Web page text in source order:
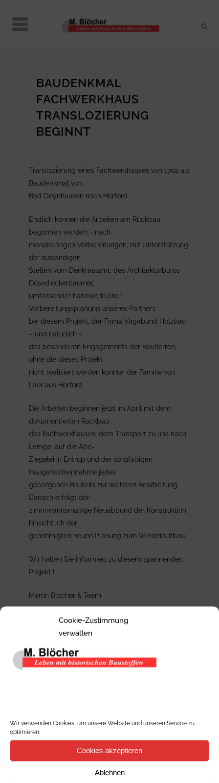
Cookie-Zustimmung
verwalten
Wir verwenden Cookies, um unsere Website und unseren Service zu
optimieren.
Cookies akzeptieren
Ablehnen
BAUDENKMAL
FACHWERKHAUS
TRANSLOZIERUNG
BEGINNT
Translozierung eines Fachwerkhauses von 1702 als
Baudenkmal von
Bad Oeynhausen nach Herford.
Endlich können die Arbeiten am Rückbau
begonnen werden – nach
monatelangen Vorbereitungen, mit Unterstützung
der zuständigen
Stellen vom Denkmalamt, des Architekturbüros
Düsedieckerbäumer,
umfassender handwerklicher
Vorbereitungsplanung unseres Partners
bei diesem Projekt, der Firma Vagabund Holzbau
– und natürlich –
des besonderen Engagements der Bauherren,
ohne die dieses Projekt
nicht realisiert werden könnte, der Familie von
Laer aus Herford.
Die Arbeiten beginnen jetzt im April mit dem
dokumentierten Rückbau
des Fachwerkhauses, dem Transport zu uns nach
Lemgo, auf die Alte-
Ziegelei in Entrup und der sorgfältigen
Inaugenscheinnahme jedes
geborgenen Bauteils zur weiteren Bearbeitung.
Danach erfolgt der
zimmmannsmäßige Neuabbund der Konstruktion
hinsichtlich der
genehmigten neuen Planung zum Wiederaufbau.
Wir halten Sie informiert zu diesem spannenden
Projekt !
Martin Blöcher & Team